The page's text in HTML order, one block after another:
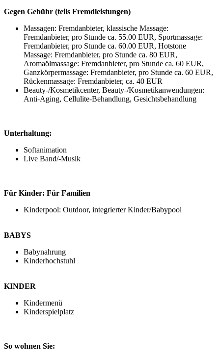
Gegen Gebühr (teils Fremdleistungen)
Massagen: Fremdanbieter, klassische Massage:
Fremdanbieter, pro Stunde ca. 55.00 EUR, Sportmassage:
Fremdanbieter, pro Stunde ca. 60.00 EUR, Hotstone
Massage: Fremdanbieter, pro Stunde ca. 80 EUR,
Aromaölmassage: Fremdanbieter, pro Stunde ca. 60 EUR,
Ganzkörpermassage: Fremdanbieter, pro Stunde ca. 60 EUR,
Rückenmassage: Fremdanbieter, ca. 40 EUR
Beauty-/Kosmetikcenter, Beauty-/Kosmetikanwendungen:
Anti-Aging, Cellulite-Behandlung, Gesichtsbehandlung
Unterhaltung:
Softanimation
Live Band/-Musik
Für Kinder: Für Familien
Kinderpool: Outdoor, integrierter Kinder/Babypool
BABYS
Babynahrung
Kinderhochstuhl
KINDER
Kindermenü
Kinderspielplatz
So wohnen Sie: